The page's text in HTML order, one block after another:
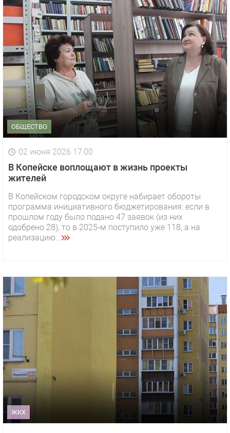
ОБЩЕСТВО
02 июня 2026 17:00
В Копейске воплощают в жизнь проекты
жителей
В Копейском городском округе набирает обороты
программа инициативного бюджетирования: если в
прошлом году было подано 47 заявок (из них
одобрено 28), то в 2025‑м поступило уже 118, а на
реализацию...
ЖКХ